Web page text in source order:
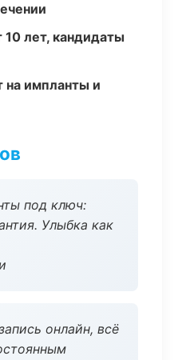
лет, кандидаты
на импланты и
под ключ:
Улыбка как
онлайн, всё